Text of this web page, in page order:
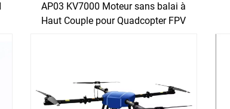
AP03 KV7000 Moteur sans balai à
Haut Couple pour Quadcopter FPV